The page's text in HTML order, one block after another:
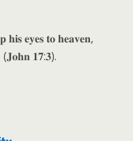
𝐡𝐢𝐬 𝐞𝐲𝐞𝐬 𝐭𝐨 𝐡𝐞𝐚𝐯𝐞𝐧,
(𝐉𝐨𝐡𝐧 𝟏𝟕:𝟑).